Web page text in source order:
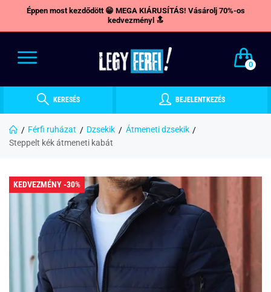
Éppen most kezdődött 😁 MEGA KIÁRUSÍTÁS! Vásárolj 70%-os
kedvezményl 🔝
0
KERESÉS BEJELENTKEZÉS
Férfi ruházat Dzsekik
Átmeneti dzsekik
Steppelt kék átmeneti kabát
KEDVEZMÉNY -30%